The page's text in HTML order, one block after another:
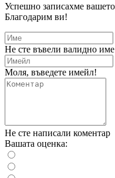
Успешно записахме
Благодарим ви!
Не сте въвели валидно име
Моля, въведете имейл!
Не сте написали коментар
Вашата оценка: